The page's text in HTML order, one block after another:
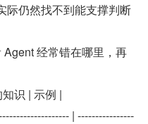
际仍然找不到能支撑判断
Agent 经常错在哪里，再
识 | 示例 |
| ----------------